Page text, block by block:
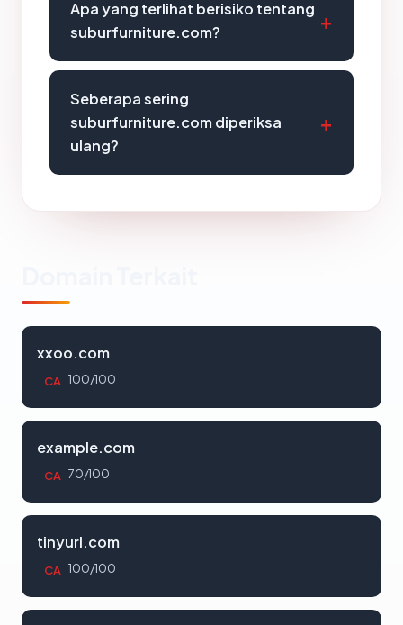
Apa yang terlihat berisiko tentang
suburfurniture.com?
Seberapa sering
suburfurniture.com diperiksa
ulang?
xxoo.com
CA 100/100
example.com
CA 70/100
tinyurl.com
CA 100/100